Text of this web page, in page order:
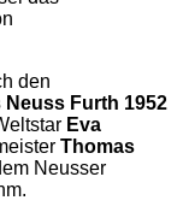
den
Furth 1952
Eva
Thomas
Neusser